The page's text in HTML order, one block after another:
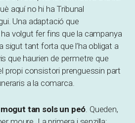
aquí no hi ha Tribunal
Una adaptació que
volgut fer fins que la campanya
sigut tant forta que l’ha obligat a
que haurien de permetre que
propi consistori prenguessin part
a la comarca.
tan sols un peó . Queden,